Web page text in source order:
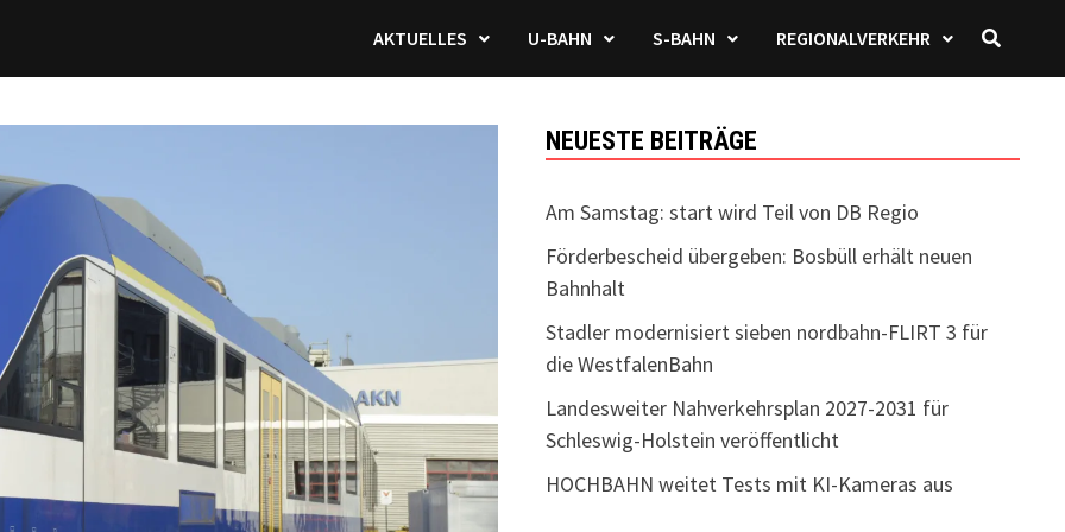
AKTUELLES U-BAHN S-BAHN REGIONALVERKEHR
NEUESTE BEITRÄGE
Am Samstag: start wird Teil von DB Regio
Förderbescheid übergeben: Bosbüll erhält neuen
Bahnhalt
Stadler modernisiert sieben nordbahn-FLIRT 3 für
die WestfalenBahn
Landesweiter Nahverkehrsplan 2027-2031 für
Schleswig-Holstein veröffentlicht
HOCHBAHN weitet Tests mit KI-Kameras aus